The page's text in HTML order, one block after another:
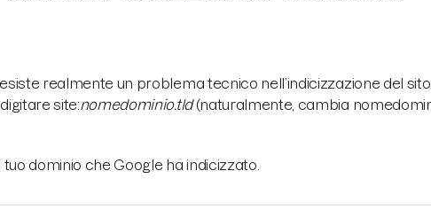
realmente un problema tecnico nell’indicizzazione del
site:nomedominio.tld(naturalmente, cambia
dominio che Google ha indicizzato.